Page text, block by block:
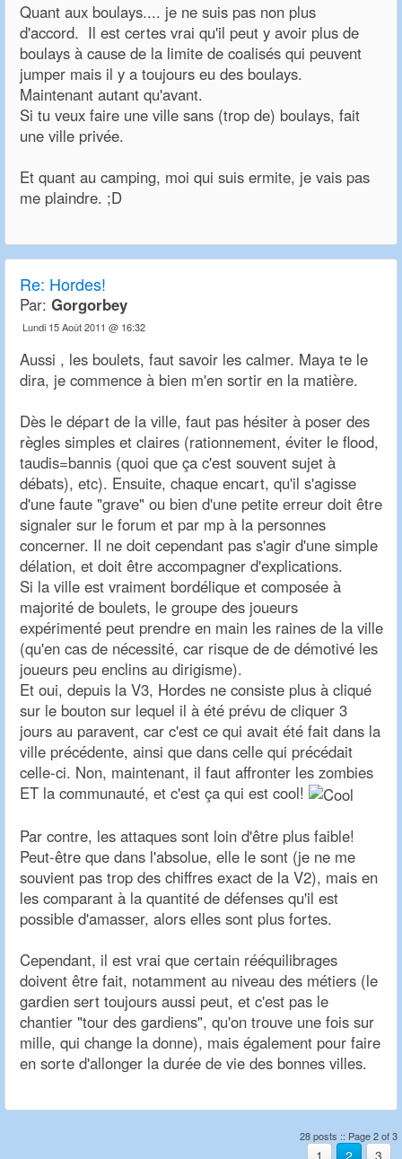
Quant aux boulays.... je ne suis pas non plus
d'accord. Il est certes vrai qu'il peut y avoir plus de
boulays à cause de la limite de coalisés qui peuvent
jumper mais il y a toujours eu des boulays.
Maintenant autant qu'avant.
Si tu veux faire une ville sans (trop de) boulays, fait
une ville privée.
Et quant au camping, moi qui suis ermite, je vais pas
me plaindre. ;D
Re: Hordes!
Par: Gorgorbey
Lundi 15 Août 2011 @ 16:32
Aussi , les boulets, faut savoir les calmer. Maya te le
dira, je commence à bien m'en sortir en la matière.
Dès le départ de la ville, faut pas hésiter à poser des
règles simples et claires (rationnement, éviter le flood,
taudis=bannis (quoi que ça c'est souvent sujet à
débats), etc). Ensuite, chaque encart, qu'il s'agisse
d'une faute "grave" ou bien d'une petite erreur doit être
signaler sur le forum et par mp à la personnes
concerner. Il ne doit cependant pas s'agir d'une simple
délation, et doit être accompagner d'explications.
Si la ville est vraiment bordélique et composée à
majorité de boulets, le groupe des joueurs
expérimenté peut prendre en main les raines de la ville
(qu'en cas de nécessité, car risque de de démotivé les
joueurs peu enclins au dirigisme).
Et oui, depuis la V3, Hordes ne consiste plus à cliqué
sur le bouton sur lequel il à été prévu de cliquer 3
jours au paravent, car c'est ce qui avait été fait dans la
ville précédente, ainsi que dans celle qui précédait
celle-ci. Non, maintenant, il faut affronter les zombies
ET la communauté, et c'est ça qui est cool!
Par contre, les attaques sont loin d'être plus faible!
Peut-être que dans l'absolue, elle le sont (je ne me
souvient pas trop des chiffres exact de la V2), mais en
les comparant à la quantité de défenses qu'il est
possible d'amasser, alors elles sont plus fortes.
Cependant, il est vrai que certain rééquilibrages
doivent être fait, notamment au niveau des métiers (le
gardien sert toujours aussi peut, et c'est pas le
chantier "tour des gardiens", qu'on trouve une fois sur
mille, qui change la donne), mais également pour faire
en sorte d'allonger la durée de vie des bonnes villes.
28 posts :: Page 2 of 3